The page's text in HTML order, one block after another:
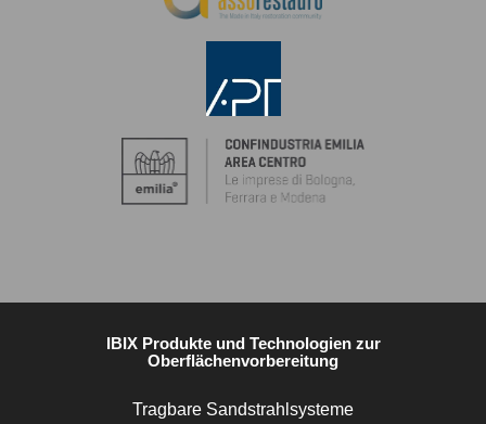
IBIX Produkte und Technologien zur
Oberflächenvorbereitung
Tragbare Sandstrahlsysteme